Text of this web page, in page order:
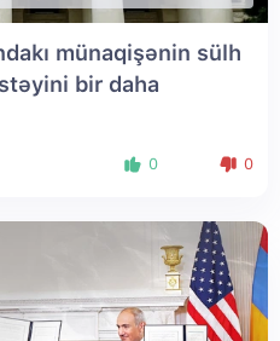
münaqişənin sülh
bir daha
0 0